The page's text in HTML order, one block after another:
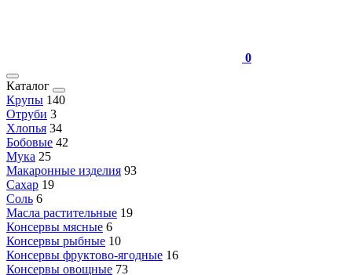
0
Каталог
Крупы 140
Отруби 3
Хлопья 34
Бобовые 42
Мука 25
Макаронные изделия 93
Сахар 19
Соль 6
Масла растительные 19
Консервы мясные 6
Консервы рыбные 10
Консервы фруктово-ягодные 16
Консервы овощные 73